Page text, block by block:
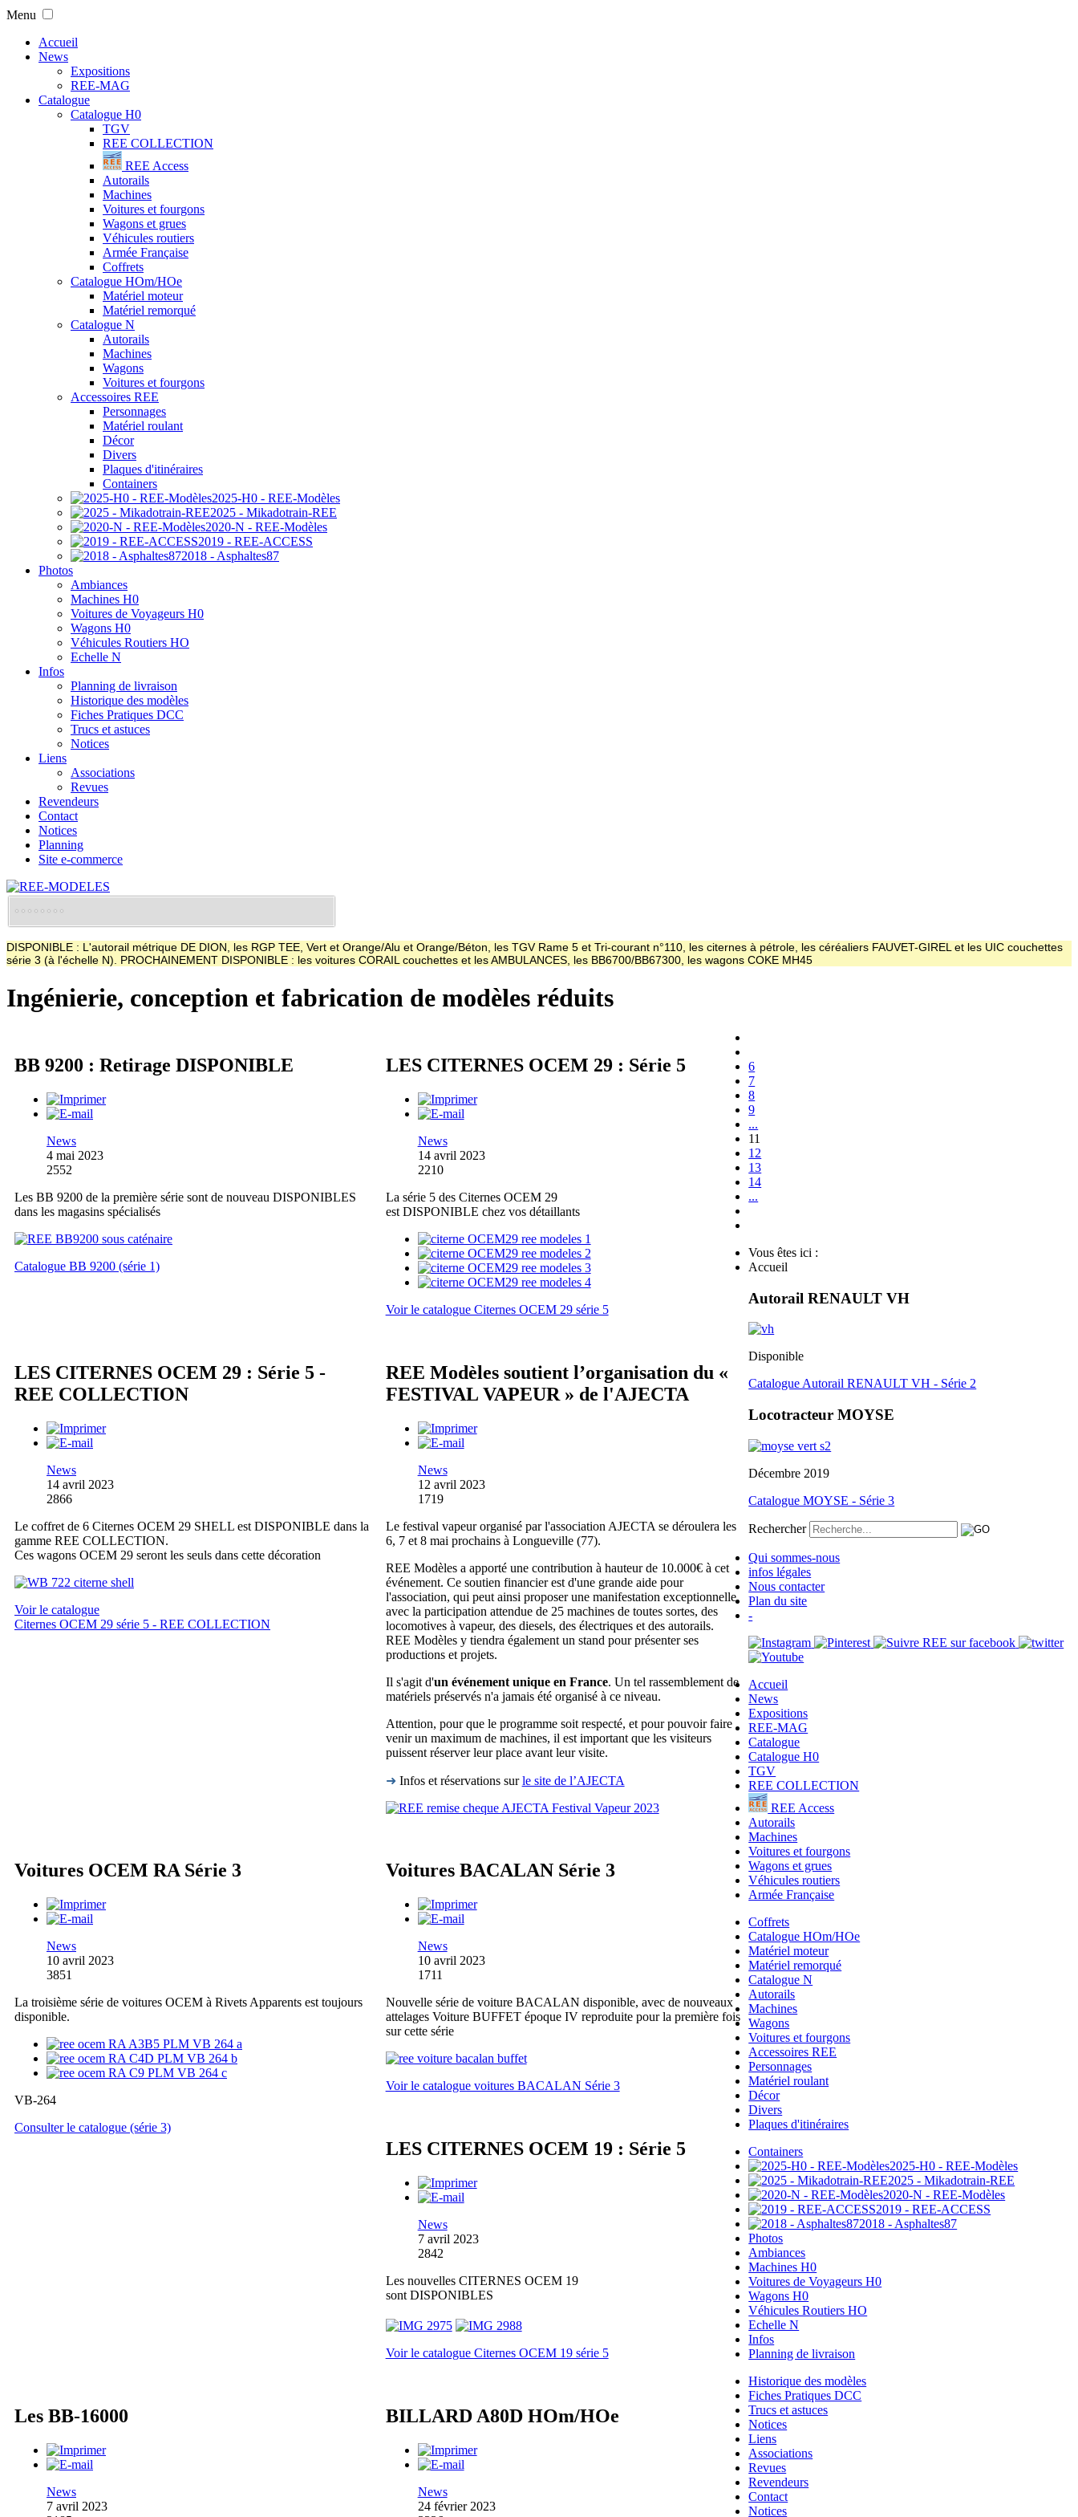
Menu
Accueil
News
Expositions
REE-MAG
Catalogue
Catalogue H0
TGV
REE COLLECTION
REE Access
Autorails
Machines
Voitures et fourgons
Wagons et grues
Véhicules routiers
Armée Française
Coffrets
Catalogue HOm/HOe
Matériel moteur
Matériel remorqué
Catalogue N
Autorails
Machines
Wagons
Voitures et fourgons
Accessoires REE
Personnages
Matériel roulant
Décor
Divers
Plaques d'itinéraires
Containers
2025-H0 - REE-Modèles
2025 - Mikadotrain-REE
2020-N - REE-Modèles
2019 - REE-ACCESS
2018 - Asphaltes87
Photos
Ambiances
Machines H0
Voitures de Voyageurs H0
Wagons H0
Véhicules Routiers HO
Echelle N
Infos
Planning de livraison
Historique des modèles
Fiches Pratiques DCC
Trucs et astuces
Notices
Liens
Associations
Revues
Revendeurs
Contact
Notices
Planning
Site e-commerce
DISPONIBLE : L'autorail métrique DE DION, les RGP TEE, Vert et Orange/Alu et Orange/Béton, les TGV Rame 5 et Tri-courant n°110, les citernes à pétrole, les céréaliers FAUVET-GIREL et les UIC couchettes
série 3 (à l'échelle N). PROCHAINEMENT DISPONIBLE : les voitures CORAIL couchettes et les AMBULANCES, les BB6700/BB67300, les wagons COKE MH45
Ingénierie, conception et fabrication de modèles réduits
BB 9200 : Retirage DISPONIBLE
News
4 mai 2023
2552
Les BB 9200 de la première série sont de nouveau DISPONIBLES
dans les magasins spécialisés
Catalogue BB 9200 (série 1)
LES CITERNES OCEM 29 : Série 5
News
14 avril 2023
2210
La série 5 des Citernes OCEM 29
est DISPONIBLE chez vos détaillants
Voir le catalogue Citernes OCEM 29 série 5
LES CITERNES OCEM 29 : Série 5 -
REE COLLECTION
News
14 avril 2023
2866
Le coffret de 6 Citernes OCEM 29 SHELL est DISPONIBLE dans la
gamme REE COLLECTION.
Ces wagons OCEM 29 seront les seuls dans cette décoration
Voir le catalogue
Citernes OCEM 29 série 5 - REE COLLECTION
REE Modèles soutient l’organisation du «
FESTIVAL VAPEUR » de l'AJECTA
News
12 avril 2023
1719
Le festival vapeur organisé par l'association AJECTA se déroulera les
6, 7 et 8 mai prochains à Longueville (77).
REE Modèles a apporté une contribution à hauteur de 10.000€ à cet
événement. Ce soutien financier est d'une grande aide pour
l'association, qui peut ainsi proposer une manifestation exceptionnelle
avec la participation attendue de 25 machines de toutes sortes, des
locomotives à vapeur, des diesels, des électriques et des autorails.
REE Modèles y tiendra également un stand pour présenter ses
productions et projets.
Il s'agit d'un événement unique en France. Un tel rassemblement de
matériels préservés n'a jamais été organisé à ce niveau.
Attention, pour que le programme soit respecté, et pour pouvoir faire
venir un maximum de machines, il est important que les visiteurs
puissent réserver leur place avant leur visite.
➜ Infos et réservations surle site de l’AJECTA
Voitures OCEM RA Série 3
News
10 avril 2023
3851
La troisième série de voitures OCEM à Rivets Apparents est toujours
disponible.
VB-264
Consulter le catalogue (série 3)
Voitures BACALAN Série 3
News
10 avril 2023
1711
Nouvelle série de voiture BACALAN disponible, avec de nouveaux
attelages Voiture BUFFET époque IV reproduite pour la première fois
sur cette série
Voir le catalogue voitures BACALAN Série 3
LES CITERNES OCEM 19 : Série 5
News
7 avril 2023
2842
Les nouvelles CITERNES OCEM 19
sont DISPONIBLES
Voir le catalogue Citernes OCEM 19 série 5
Les BB-16000
News
7 avril 2023
BILLARD A80D HOm/HOe
News
24 février 2023
6
7
8
9
...
11
12
13
14
...
Vous êtes ici :
Accueil
Autorail RENAULT VH
Disponible
Catalogue Autorail RENAULT VH - Série 2
Locotracteur MOYSE
Décembre 2019
Catalogue MOYSE - Série 3
Rechercher
Qui sommes-nous
infos légales
Nous contacter
Plan du site
-
Accueil
News
Expositions
REE-MAG
Catalogue
Catalogue H0
TGV
REE COLLECTION
REE Access
Autorails
Machines
Voitures et fourgons
Wagons et grues
Véhicules routiers
Armée Française
Coffrets
Catalogue HOm/HOe
Matériel moteur
Matériel remorqué
Catalogue N
Autorails
Machines
Wagons
Voitures et fourgons
Accessoires REE
Personnages
Matériel roulant
Décor
Divers
Plaques d'itinéraires
Containers
2025-H0 - REE-Modèles
2025 - Mikadotrain-REE
2020-N - REE-Modèles
2019 - REE-ACCESS
2018 - Asphaltes87
Photos
Ambiances
Machines H0
Voitures de Voyageurs H0
Wagons H0
Véhicules Routiers HO
Echelle N
Infos
Planning de livraison
Historique des modèles
Fiches Pratiques DCC
Trucs et astuces
Notices
Liens
Associations
Revues
Revendeurs
Contact
Notices